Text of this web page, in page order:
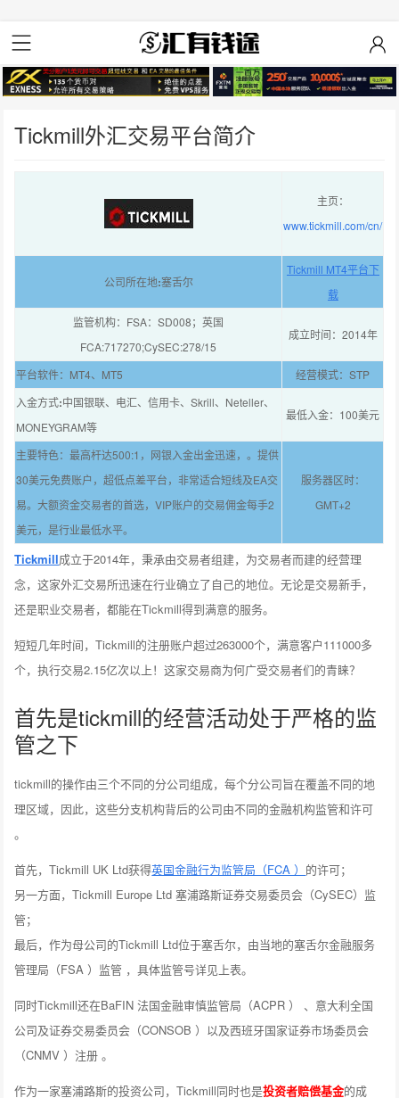
Tickmill外汇交易平台简介
主页：
www.tickmill.com/cn/
公司所在地:塞舌尔
Tickmill MT4平台下
载
监管机构：FSA：SD008；英国
FCA:717270;CySEC:278/15
成立时间：2014年
平台软件：MT4、MT5
经营模式：STP
入金方式:中国银联、电汇、信用卡、Skrill、Neteller、
MONEYGRAM等
最低入金：100美元
主要特色：最高杆达500:1，网银入金出金迅速，。提供
30美元免费账户，超低点差平台，非常适合短线及EA交
易。大额资金交易者的首选，VIP账户的交易佣金每手2
美元，是行业最低水平。
服务器区时：
GMT+2
Tickmill成立于2014年，秉承由交易者组建，为交易者而建的经营理
念，这家外汇交易所迅速在行业确立了自己的地位。无论是交易新手，
还是职业交易者，都能在Tickmill得到满意的服务。
短短几年时间，Tickmill的注册账户超过263000个，满意客户111000多
个，执行交易2.15亿次以上！这家交易商为何广受交易者们的青睐？
首先是tickmill的经营活动处于严格的监
管之下
tickmill的操作由三个不同的分公司组成，每个分公司旨在覆盖不同的地
理区域，因此，这些分支机构背后的公司由不同的金融机构监管和许可
。
首先，Tickmill UK Ltd获得英国金融行为监管局（FCA ） 的许可；
另一方面，Tickmill Europe Ltd 塞浦路斯证券交易委员会（CySEC）监
管；
最后，作为母公司的Tickmill Ltd位于塞舌尔，由当地的塞舌尔金融服务
管理局（FSA ）监管 ，具体监管号详见上表。
同时Tickmill还在BaFIN 法国金融审慎监管局（ACPR ） 、意大利全国
公司及证券交易委员会（CONSOB ）以及西班牙国家证券市场委员会
（CNMV ）注册 。
作为一家塞浦路斯的投资公司，Tickmill同时也是投资者赔偿基金的成